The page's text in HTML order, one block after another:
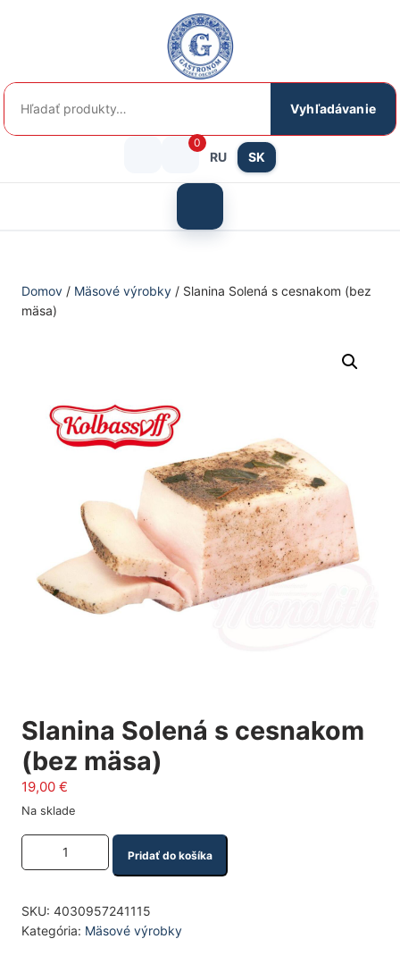
Hľadať:
Vyhľadávanie
Prihlásenie
košík
0
RU SK
menu
Domov / Mäsové výrobky / Slanina Solená s cesnakom (bez
mäsa)
Slanina Solená s cesnakom
(bez mäsa)
19,00 €
Na sklade
Množstvo produktu
Pridať do košíka
SKU: 4030957241115
Kategória: Mäsové výrobky